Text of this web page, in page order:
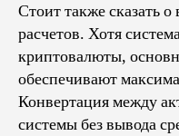
Стоит также сказать
расчетов. Хотя
криптовалюты,
обеспечивают
Конвертация между
системы без вывода